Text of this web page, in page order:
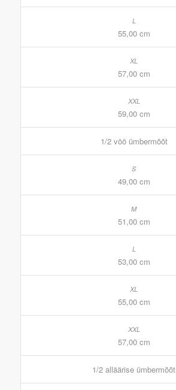
55,00 cm
57,00 cm
59,00 cm
1/2 vöö ümbermõõt
49,00 cm
51,00 cm
53,00 cm
55,00 cm
57,00 cm
1/2 alläärise ümbermõõt